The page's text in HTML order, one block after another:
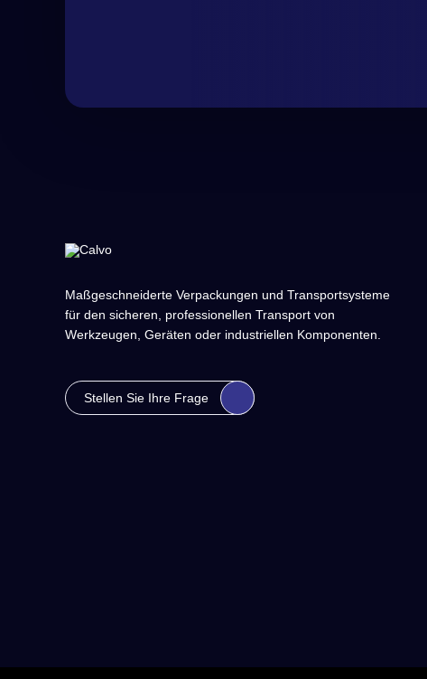
Maßgeschneiderte Verpackungen und Transportsysteme
für den sicheren, professionellen Transport von
Werkzeugen, Geräten oder industriellen Komponenten.
Stellen Sie Ihre Frage